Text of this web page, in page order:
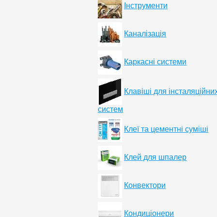
Інструменти
Каналізація
Каркасні системи
Клавіші для
систем
Клеї та цементні суміші
Клей для шпалер
Конвектори
Кондиціонери